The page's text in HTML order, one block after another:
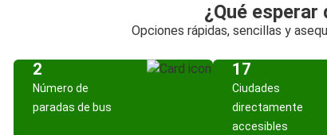
¿Qué esperar
Opciones rápidas, sencillas y
2
Número de
paradas de bus
17
Ciudades
directamente
accesibles